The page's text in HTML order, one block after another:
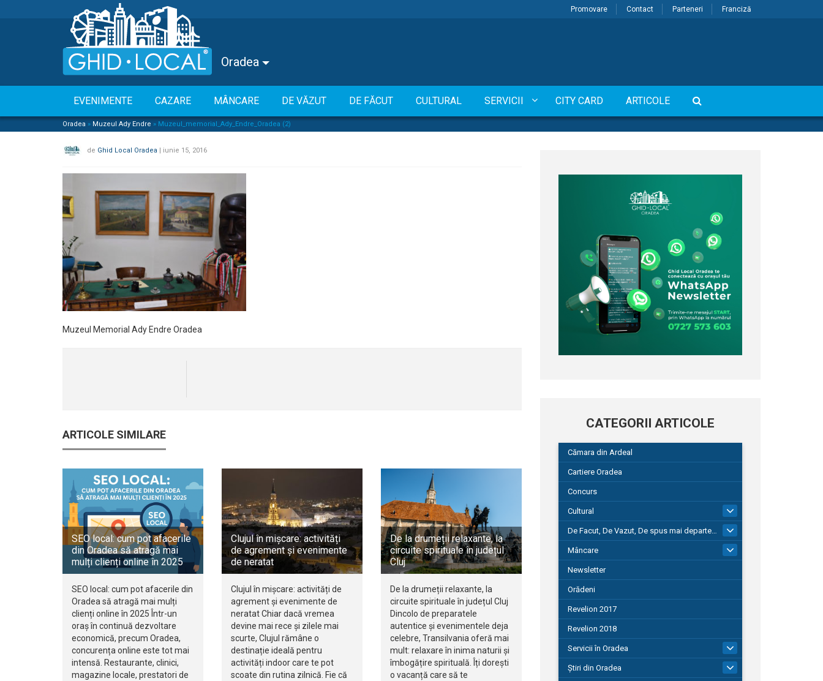
Promovare Contact Parteneri Franciză
Oradea
EVENIMENTE CAZARE MÂNCARE DE VĂZUT DE FĂCUT CULTURAL SERVICII CITY CARD ARTICOLE
Oradea » Muzeul Ady Endre » Muzeul_memorial_Ady_Endre_Oradea (2)
de Ghid Local Oradea | iunie 15, 2016
Muzeul Memorial Ady Endre Oradea
ARTICOLE SIMILARE
SEO local: cum pot afacerile
din Oradea să atragă mai
mulți clienți online în 2025
SEO local: cum pot afacerile din
Oradea să atragă mai mulți
clienți online în 2025 Într-un
oraș în continuă dezvoltare
economică, precum Oradea,
concurența online este tot mai
intensă. Restaurante, clinici,
magazine locale, prestatori de
Clujul în mișcare: activități
de agrement și evenimente
de neratat
Clujul în mișcare: activități de
agrement și evenimente de
neratat Chiar dacă vremea
devine mai rece și zilele mai
scurte, Clujul rămâne o
destinație ideală pentru
activități indoor care te pot
scoate din rutina zilnică. Fie că
De la drumeții relaxante, la
circuite spirituale în județul
Cluj
De la drumeții relaxante, la
circuite spirituale în județul Cluj
Dincolo de preparatele
autentice și evenimentele deja
celebre, Transilvania oferă mai
mult: relaxare în inima naturii și
îmbogățire spirituală. Îți dorești
o vacanță care să te
CATEGORII ARTICOLE
Cămara din Ardeal
Cartiere Oradea
Concurs
Cultural
De Facut, De Vazut, De spus mai departe…
580
Mâncare
Newsletter
Orădeni
Revelion 2017
Revelion 2018
Servicii în Oradea
104
Știri din Oradea
1.127